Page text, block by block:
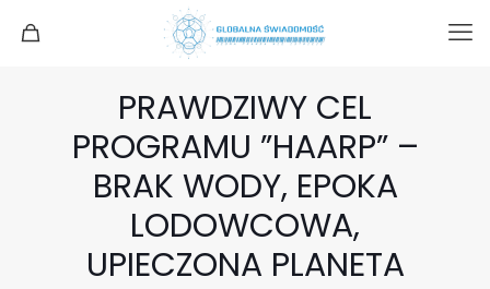
PRAWDZIWY CEL
PROGRAMU ”HAARP” –
BRAK WODY, EPOKA
LODOWCOWA,
UPIECZONA PLANETA